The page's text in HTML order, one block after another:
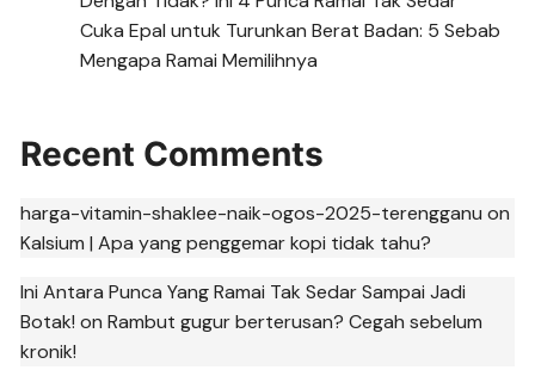
Cuka Epal untuk Turunkan Berat Badan: 5 Sebab
Mengapa Ramai Memilihnya
Recent Comments
harga-vitamin-shaklee-naik-ogos-2025-terengganu on
Kalsium | Apa yang penggemar kopi tidak tahu?
Ini Antara Punca Yang Ramai Tak Sedar Sampai Jadi
Botak! onRambut gugur berterusan? Cegah sebelum
kronik!